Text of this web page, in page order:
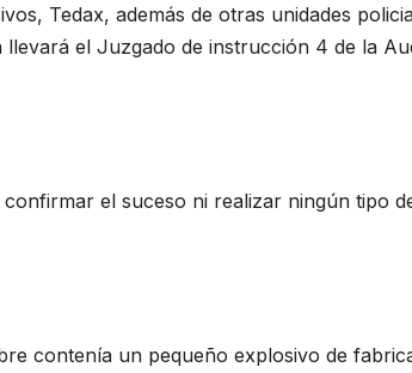
Tedax, además de otras unidades
el Juzgado de instrucción 4 de la
el suceso ni realizar ningún tipo
contenía un pequeño explosivo de